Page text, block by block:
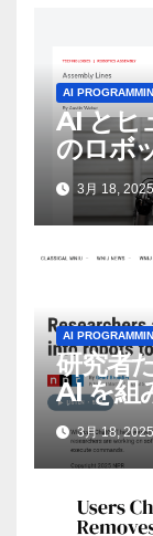
AI
AI とヒ
のロボ
3月 18,
AI
研究者
AI を組
実行さ
リック
WNIU
3月 18,